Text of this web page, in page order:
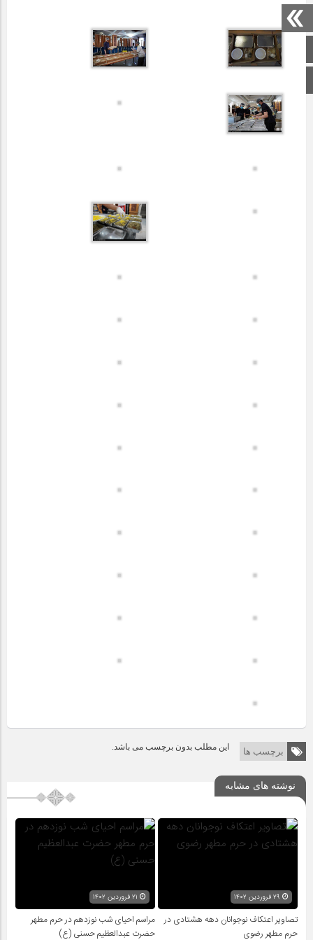
صفحه اصلی
برچسب ها این مطلب بدون برچسب می باشد.
نوشته های مشابه
تصاویر اعتکاف نوجوانان دهه هشتادی در
حرم مطهر رضوی
مراسم احیای شب نوزدهم در حرم مطهر
حضرت عبدالعظیم حسنی (ع)